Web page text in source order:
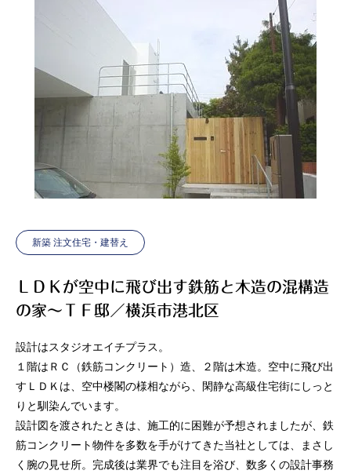
新築 注文住宅・建替え
ＬＤＫが空中に飛び出す鉄筋と木造の混構造
の家～ＴＦ邸／横浜市港北区
設計はスタジオエイチプラス。
１階はＲＣ（鉄筋コンクリート）造、２階は木造。空中に飛び出
すＬＤＫは、空中楼閣の様相ながら、閑静な高級住宅街にしっと
りと馴染んでいます。
設計図を渡されたときは、施工的に困難が予想されましたが、鉄
筋コンクリート物件を多数を手がけてきた当社としては、まさし
く腕の見せ所。完成後は業界でも注目を浴び、数多くの設計事務